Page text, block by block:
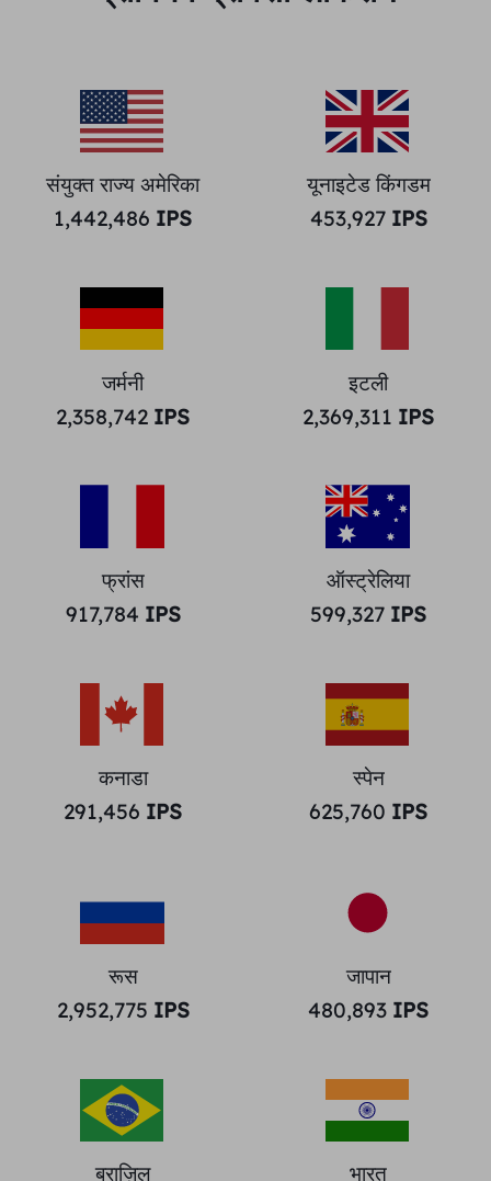
संयुक्त राज्य अमेरिका
1,442,486 IPS
यूनाइटेड किंगडम
453,927IPS
जर्मनी
2,358,742 IPS
इटली
2,369,311 IPS
फ्रांस
917,784 IPS
ऑस्ट्रेलिया
599,327 IPS
कनाडा
291,456 IPS
स्पेन
625,760 IPS
रूस
2,952,775 IPS
जापान
480,893 IPS
ब्राज़िल भारत